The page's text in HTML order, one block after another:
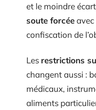
et le moindre
soute forcéeavec
confiscation de
Les restrictions
changent aussi :
médicaux,
aliments